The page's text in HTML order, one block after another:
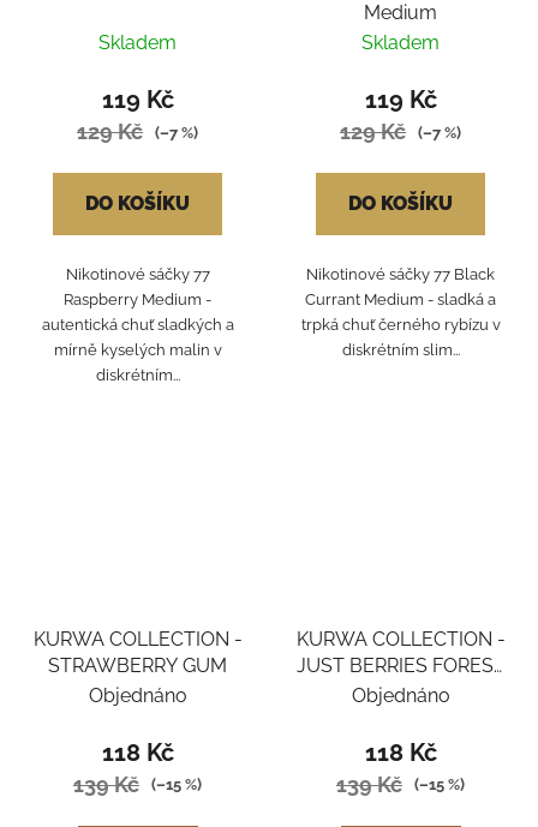
Skladem
119 Kč
129 Kč (–7 %)
DO KOŠÍKU
Nikotinové sáčky 77
Raspberry Medium -
autentická chuť sladkých a
mírně kyselých malin v
diskrétním...
Medium
Skladem
119 Kč
129 Kč (–7 %)
DO KOŠÍKU
Nikotinové sáčky 77 Black
Currant Medium - sladká a
trpká chuť černého rybízu v
diskrétním slim...
KURWA COLLECTION -
STRAWBERRY GUM
Objednáno
118 Kč
139 Kč (–15 %)
KURWA COLLECTION -
JUST BERRIES FOREST
BERRIES
Objednáno
118 Kč
139 Kč (–15 %)